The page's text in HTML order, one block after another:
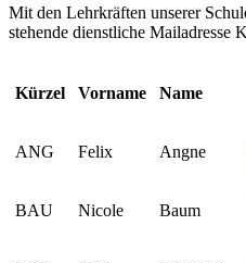
Mit den Lehrkräften unserer
stehende dienstliche Mailadresse
Kürzel Vorname Name
ANG Felix Angne
BAU Nicole Baum